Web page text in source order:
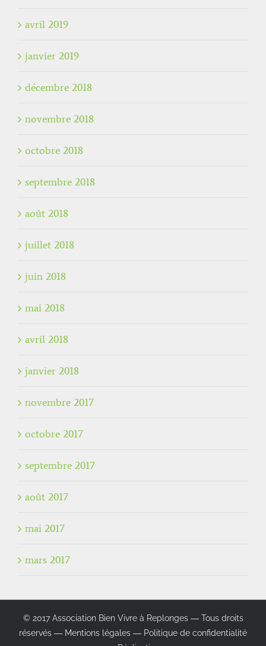
avril 2019
janvier 2019
décembre 2018
novembre 2018
octobre 2018
septembre 2018
août 2018
juillet 2018
juin 2018
mai 2018
avril 2018
janvier 2018
novembre 2017
octobre 2017
septembre 2017
août 2017
mai 2017
mars 2017
© 2017 Association Bien Vivre à Replonges ― Tous droits
réservés ― Mentions légales ― Politique de confidentialité